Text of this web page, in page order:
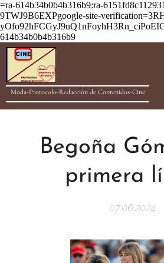
=ra-614b34b0b4b316b9:ra-
9TWJ9B6EXPgoogle-site-
614b34b0b4b316b9
Moda-Protocolo-Redacción de Contenidos-Cine
Begoña
primera
07.06.2024